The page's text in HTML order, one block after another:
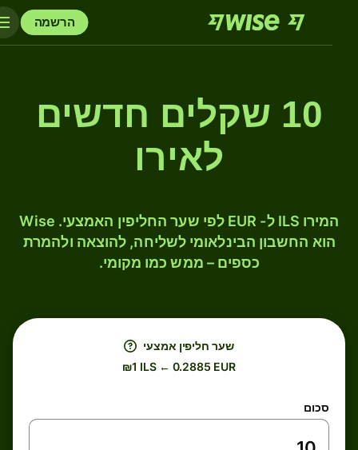
הרשמה
10 שקלים חדשים
לאירו
המירו ILS ל- EUR לפי שער החליפין האמצעי. Wise
הוא החשבון הבינלאומי לשליחה, להוצאה ולהמרת
כספים – ממש כמו מקומי.
שער חליפין אמצעי
₪1 ILS ← 0.2885 EUR
סכום